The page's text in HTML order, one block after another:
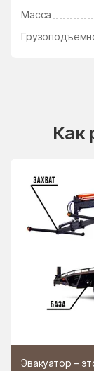
Масса
Как
Эвакуатор –